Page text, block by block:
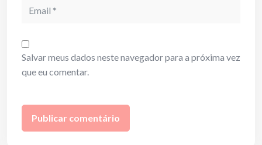
Salvar meus dados neste navegador para a próxima vez
que eu comentar.